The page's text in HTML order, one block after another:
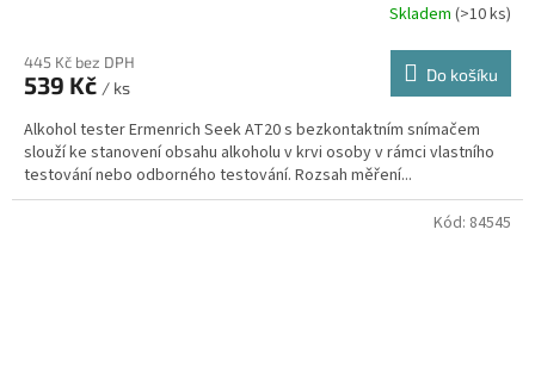
Skladem (>10 ks)
445 Kč bez DPH
539 Kč / ks
Do košíku
Alkohol tester Ermenrich Seek AT20 s bezkontaktním snímačem
slouží ke stanovení obsahu alkoholu v krvi osoby v rámci vlastního
testování nebo odborného testování. Rozsah měření...
Kód: 84545